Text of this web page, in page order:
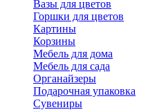
Вазы для цветов
Горшки для цветов
Картины
Корзины
Мебель для дома
Мебель для сада
Органайзеры
Подарочная упаковка
Сувениры